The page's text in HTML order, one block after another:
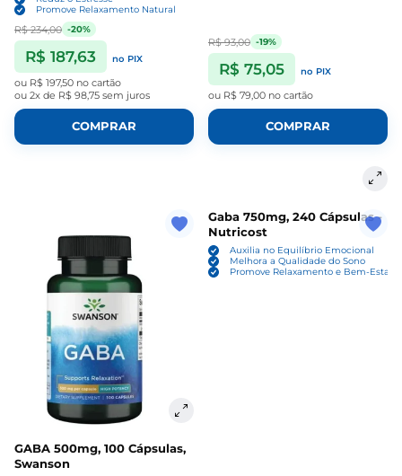
Promove Relaxamento Natural
R$ 234,00 -20%
R$ 187,63 no PIX
ou R$ 197,50 no cartão
ou 2x de R$ 98,75 sem juros
COMPRAR
R$ 93,00 -19%
R$ 75,05 no PIX
ou R$ 79,00 no cartão
COMPRAR
GABA 500mg, 100 Cápsulas,
Swanson
Gaba 750mg, 240 Cápsulas -
Nutricost
Auxilia no Equilíbrio Emocional
Melhora a Qualidade do Sono
Promove Relaxamento e Bem-Estar